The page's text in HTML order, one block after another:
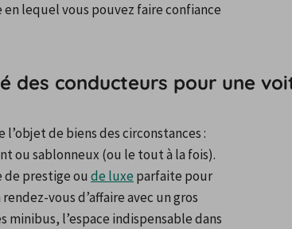
lequel vous pouvez faire confiance
des conducteurs pour une
de biens des circonstances :
ou sablonneux (ou le tout à la fois).
prestige ou de luxe parfaite pour
vous d’affaire avec un gros
minibus, l’espace indispensable dans